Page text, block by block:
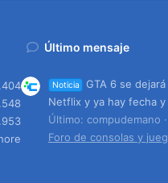
Último mensaje
Noticia
GTA 6 se
Netflix y ya hay fecha
Último: compudemano
Foro de consolas y